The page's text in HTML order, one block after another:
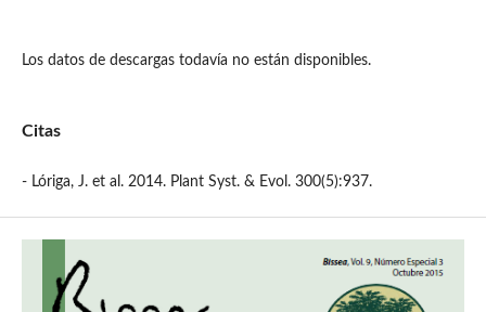
Los datos de descargas todavía no están disponibles.
Citas
- Lóriga, J. et al. 2014. Plant Syst. & Evol. 300(5):937.